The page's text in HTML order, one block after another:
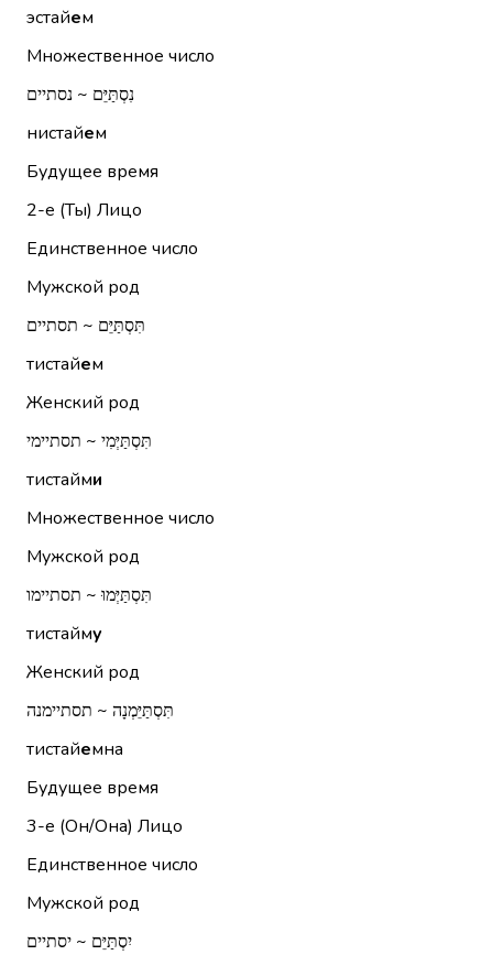
эстайем
Множественное число
נִסְתַּיֵּם ~ נסתיים
нистайем
Будущее время
2-е (Ты) Лицо
Единственное число
Мужской род
תִּסְתַּיֵּם ~ תסתיים
тистайем
Женский род
תִּסְתַּיְּמִי ~ תסתיימי
тистайми
Множественное число
Мужской род
תִּסְתַּיְּמוּ ~ תסתיימו
тистайму
Женский род
תִּסְתַּיֵּמְנָה ~ תסתיימנה
тистайемна
Будущее время
3-е (Он/Она) Лицо
Единственное число
Мужской род
יִסְתַּיֵּם ~ יסתיים